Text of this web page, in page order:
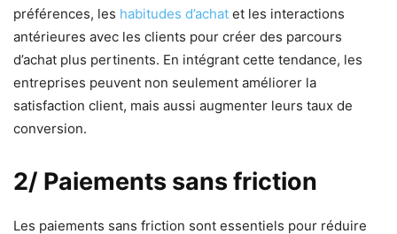
préférences, les habitudes d’achat et les interactions
antérieures avec les clients pour créer des parcours
d’achat plus pertinents. En intégrant cette tendance, les
entreprises peuvent non seulement améliorer la
satisfaction client, mais aussi augmenter leurs taux de
conversion.
2/ Paiements sans friction
Les paiements sans friction sont essentiels pour réduire